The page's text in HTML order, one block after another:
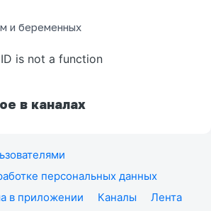
и беременных
is not a function
в каналах
персональных данных
в приложении Каналы
Лента